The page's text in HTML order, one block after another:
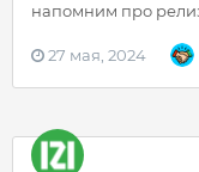
напомним про релиз
27 мая, 2024